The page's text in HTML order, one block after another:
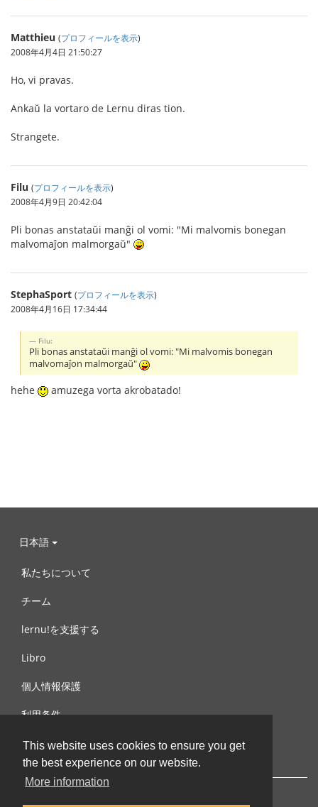
This website uses cookies to ensure you get
the best experience on our website.
More information
Matthieu (プロフィールを表示)
2008年4月4日 21:50:27
Ho, vi pravas.
Ankaŭ la vortaro de Lernu diras tion.
Strangete.
Filu (プロフィールを表示)
2008年4月9日 20:42:04
Pli bonas anstataŭi manĝi ol vomi: "Mi malvomis bonegan
malvomaĵon malmorgaŭ"
StephaSport (プロフィールを表示)
2008年4月16日 17:34:44
Filu:
Pli bonas anstataŭi manĝi ol vomi: "Mi malvomis bonegan
malvomaĵon malmorgaŭ"
hehe amuzega vorta akrobatado!
日本語
私たちについて
チーム
lernu!を支援する
Libro
個人情報保護
利用条件
お問合せ